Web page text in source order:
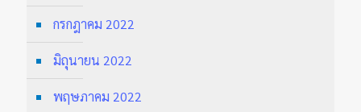
กรกฎาคม 2022
มิถุนายน 2022
พฤษภาคม 2022